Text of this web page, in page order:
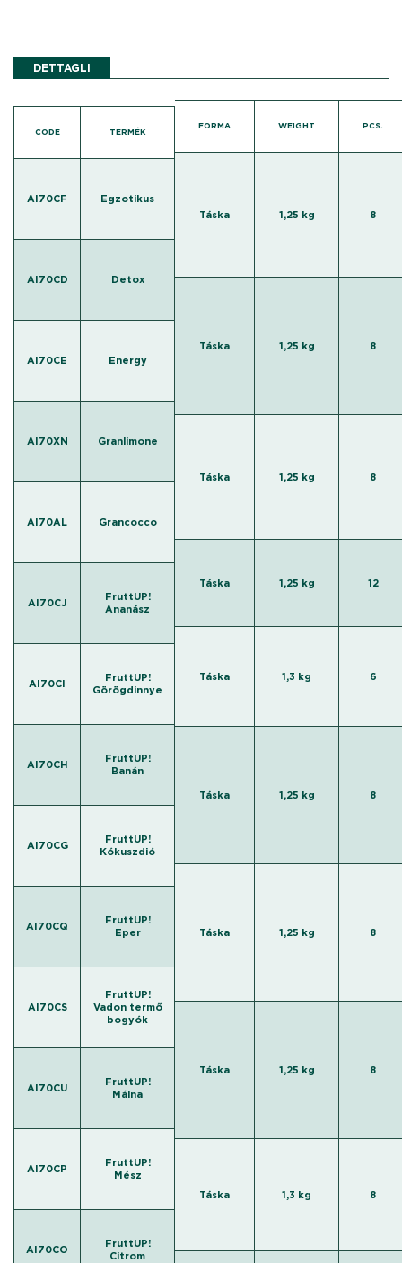
DETTAGLI
CODE TERMÉK
AI70CF Egzotikus
AI70CD Detox
AI70CE Energy
AI70XN Granlimone
AI70AL Grancocco
AI70CJ
FruttUP!
Ananász
AI70CI
FruttUP!
Görögdinnye
AI70CH
FruttUP!
Banán
AI70CG
FruttUP!
Kókuszdió
AI70CQ
FruttUP!
Eper
AI70CS
FruttUP!
Vadon termő
bogyók
AI70CU
FruttUP!
Málna
AI70CP
FruttUP!
Mész
AI70CO
FruttUP!
Citrom
FORMA WEIGHT PCS.
Táska 1,25 kg 8
Táska 1,25 kg 8
Táska 1,25 kg 8
Táska 1,25 kg 12
Táska 1,3 kg 6
Táska 1,25 kg 8
Táska 1,25 kg 8
Táska 1,25 kg 8
Táska 1,3 kg 8